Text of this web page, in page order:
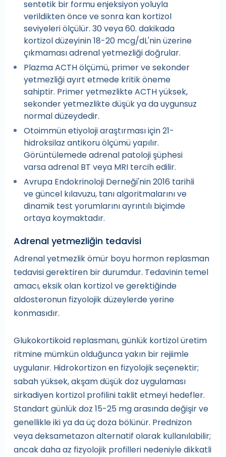
sentetik bir formu enjeksiyon yoluyla
verildikten önce ve sonra kan kortizol
seviyeleri ölçülür. 30 veya 60. dakikada
kortizol düzeyinin 18-20 mcg/dL'nin üzerine
çıkmaması adrenal yetmezliği doğrular.
Plazma ACTH ölçümü, primer ve sekonder
yetmezliği ayırt etmede kritik öneme
sahiptir. Primer yetmezlikte ACTH yüksek,
sekonder yetmezlikte düşük ya da uygunsuz
normal düzeydedir.
Otoimmün etiyoloji araştırması için 21-
hidroksilaz antikoru ölçümü yapılır.
Görüntülemede adrenal patoloji şüphesi
varsa adrenal BT veya MRI tercih edilir.
Avrupa Endokrinoloji Derneği'nin 2016 tarihli
ve güncel kılavuzu, tanı algoritmalarını ve
dinamik test yorumlarını ayrıntılı biçimde
ortaya koymaktadır.
Adrenal yetmezliğin tedavisi
Adrenal yetmezlik ömür boyu hormon replasman
tedavisi gerektiren bir durumdur. Tedavinin temel
amacı, eksik olan kortizol ve gerektiğinde
aldosteronun fizyolojik düzeylerde yerine
konmasıdır.
Glukokortikoid replasmanı, günlük kortizol üretim
ritmine mümkün olduğunca yakın bir rejiimle
uygulanır. Hidrokortizon en fizyolojik seçenektir;
sabah yüksek, akşam düşük doz uygulaması
sirkadiyen kortizol profilini taklit etmeyi hedefler.
Standart günlük doz 15-25 mg arasında değişir ve
genellikle iki ya da üç doza bölünür. Prednizon
veya deksametazon alternatif olarak kullanılabilir;
ancak daha az fizyolojik profilleri nedeniyle dikkatli